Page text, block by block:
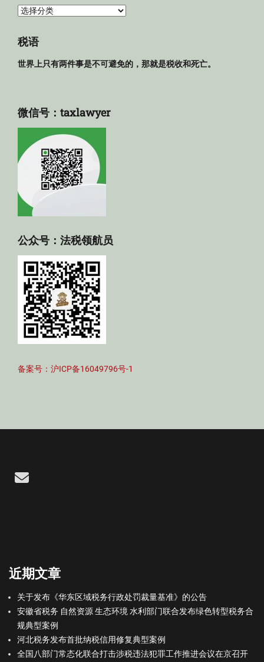
法
库
税语
世界上只有两件事是不可避免的，那就是税收和死亡。
微信号：taxlawyer
公众号：法税领航员
备案号：沪ICP备16049796号-1
Email
近期文章
关于发布《华东区域税务行政处罚裁量基准》的公告
安徽省税务 自然资源 生态环境 水利部门联合发布绿色转型税务合
规典型案例
河北税务发布首批纳税信用修复典型案例
全国八部门常态化联合打击涉税违法犯罪工作推进会议在京召开